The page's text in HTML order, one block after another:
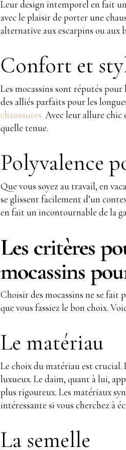
Leur design intemporel en fait
avec le plaisir de porter une
alternative aux escarpins ou aux
Confort et
Les mocassins sont réputés
des alliés parfaits pour les
chaussures. Avec leur allure chic
quelle tenue.
Polyvalence
Que vous soyez au travail, en
se glissent facilement d’un
en fait un incontournable de la
Les critères
mocassins
Choisir des mocassins ne se fait
que vous fassiez le bon choix.
Le matériau
Le choix du matériau est crucial.
luxueux. Le daim, quant à lui,
plus rigoureux. Les matériaux
intéressante si vous cherchez à
La semelle